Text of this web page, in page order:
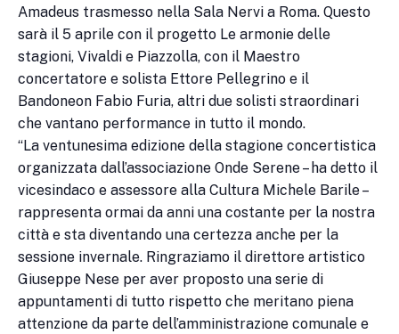
Amadeus trasmesso nella Sala Nervi a Roma. Questo
sarà il 5 aprile con il progetto Le armonie delle
stagioni, Vivaldi e Piazzolla, con il Maestro
concertatore e solista Ettore Pellegrino e il
Bandoneon Fabio Furia, altri due solisti straordinari
che vantano performance in tutto il mondo.
“La ventunesima edizione della stagione concertistica
organizzata dall’associazione Onde Serene – ha detto il
vicesindaco e assessore alla Cultura Michele Barile –
rappresenta ormai da anni una costante per la nostra
città e sta diventando una certezza anche per la
sessione invernale. Ringraziamo il direttore artistico
Giuseppe Nese per aver proposto una serie di
appuntamenti di tutto rispetto che meritano piena
attenzione da parte dell’amministrazione comunale e